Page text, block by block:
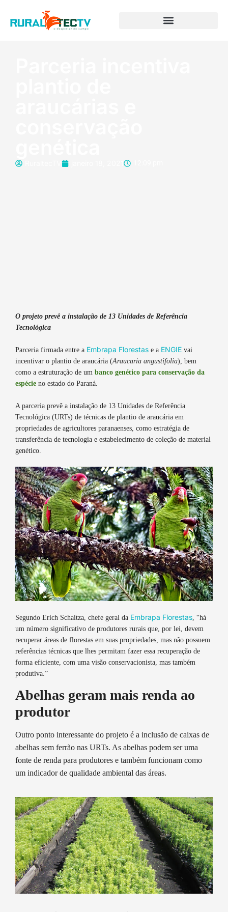
O projeto prevê a instalação de 13 Unidades de Referência
Tecnológica
Parceria firmada entre a Embrapa Florestas e a ENGIE vai
incentivar o plantio de araucária (Araucaria angustifolia), bem
como a estruturação de um banco genético para conservação da
espécie no estado do Paraná.
A parceria prevê a instalação de 13 Unidades de Referência
Tecnológica (URTs) de técnicas de plantio de araucária em
propriedades de agricultores paranaenses, como estratégia de
transferência de tecnologia e estabelecimento de coleção de material
genético.
Segundo Erich Schaitza, chefe geral da Embrapa Florestas, “há
um número significativo de produtores rurais que, por lei, devem
recuperar áreas de florestas em suas propriedades, mas não possuem
referências técnicas que lhes permitam fazer essa recuperação de
forma eficiente, com uma visão conservacionista, mas também
produtiva.”
Abelhas geram mais renda ao
produtor
Outro ponto interessante do projeto é a inclusão de caixas de
abelhas sem ferrão nas URTs. As abelhas podem ser uma
fonte de renda para produtores e também funcionam como
um indicador de qualidade ambiental das áreas.